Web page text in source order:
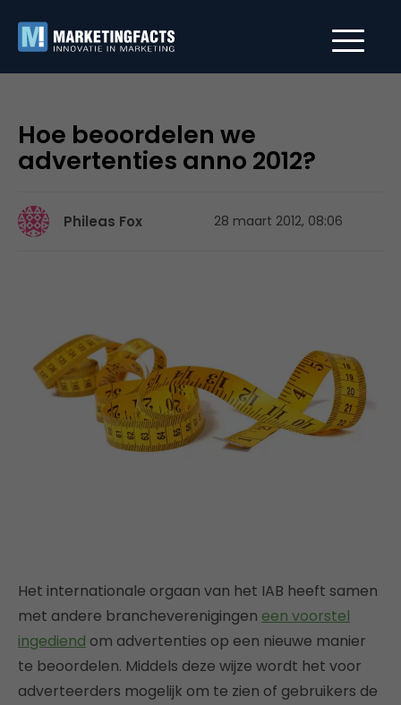
Hoe beoordelen we
advertenties anno 2012?
Phileas Fox 28 maart 2012, 08:06
Het internationale orgaan van het IAB heeft samen
met andere brancheverenigingen een voorstel
ingediend om advertenties op een nieuwe manier
te beoordelen. Middels deze wijze wordt het voor
adverteerders mogelijk om te zien of gebruikers de